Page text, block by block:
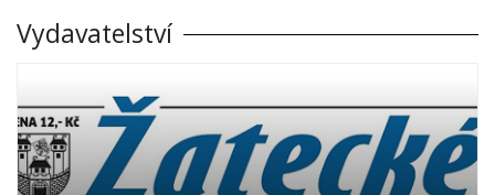
Vydavatelství